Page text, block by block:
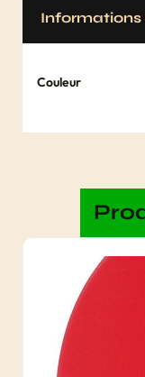
Couleur